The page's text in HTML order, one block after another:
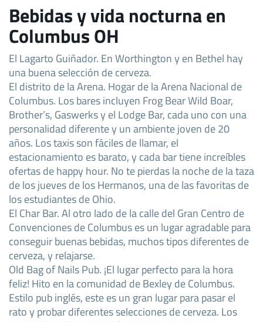
Bebidas y vida nocturna en
Columbus OH
El Lagarto Guiñador. En Worthington y en Bethel hay
una buena selección de cerveza.
El distrito de la Arena. Hogar de la Arena Nacional de
Columbus. Los bares incluyen Frog Bear Wild Boar,
Brother’s, Gaswerks y el Lodge Bar, cada uno con una
personalidad diferente y un ambiente joven de 20
años. Los taxis son fáciles de llamar, el
estacionamiento es barato, y cada bar tiene increíbles
ofertas de happy hour. No te pierdas la noche de la taza
de los jueves de los Hermanos, una de las favoritas de
los estudiantes de Ohio.
El Char Bar. Al otro lado de la calle del Gran Centro de
Convenciones de Columbus es un lugar agradable para
conseguir buenas bebidas, muchos tipos diferentes de
cerveza, y relajarse.
Old Bag of Nails Pub. ¡El lugar perfecto para la hora
feliz! Hito en la comunidad de Bexley de Columbus.
Estilo pub inglés, este es un gran lugar para pasar el
rato y probar diferentes selecciones de cerveza. Los